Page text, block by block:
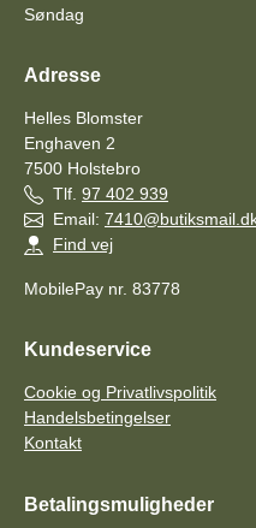
Søndag
Adresse
Helles Blomster
Enghaven 2
7500 Holstebro
Tlf. 97 402 939
Email:
Find vej
MobilePay nr. 83778
Kundeservice
Cookie og Privatlivspolitik
Handelsbetingelser
Kontakt
Betalingsmuligheder